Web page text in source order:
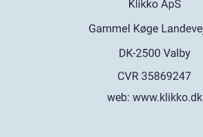
web: www.klikko.dk